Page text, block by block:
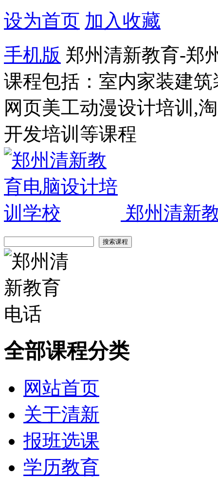
设为首页 加入收藏
手机版 郑州清新教育-郑
课程包括：室内家装建
网页美工动漫设计培训,
开发培训等课程
郑州清新
全部课程分类
网站首页
关于清新
报班选课
学历教育